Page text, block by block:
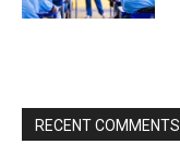
RECENT COMMENTS